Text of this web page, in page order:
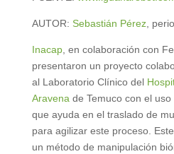
AUTOR: Sebastián Pérez,
Inacap, en colaboración con
presentaron un proyecto
al Laboratorio Clínico del
Aravenade Temuco con el
que ayuda en el traslado de
para agilizar este proceso.
un método de manipulación